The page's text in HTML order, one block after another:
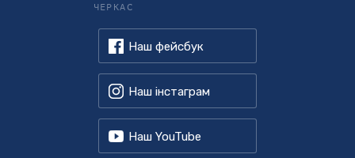
ЧЕРКАС
Наш фейсбук
Наш інстаграм
Наш YouTube